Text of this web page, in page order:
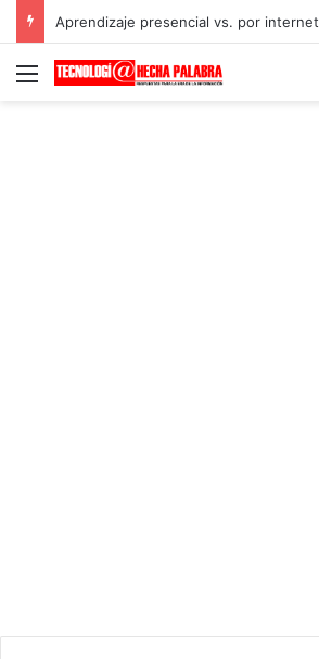
Aprendizaje presencial vs. por internet
Menú